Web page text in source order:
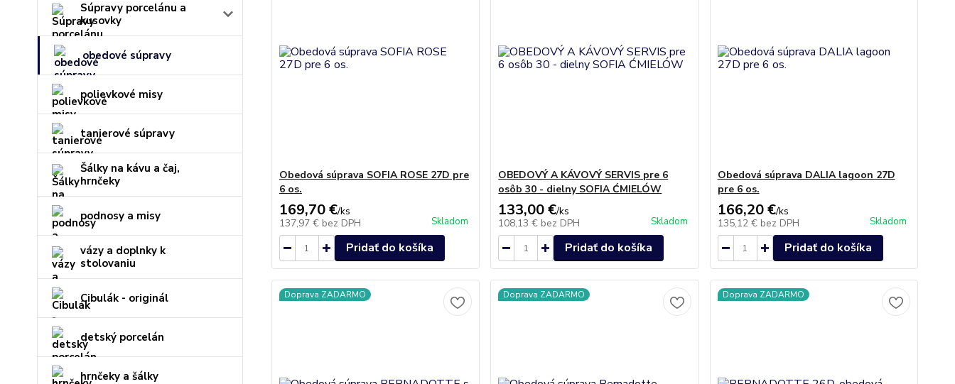
Súpravy porcelánu a
kusovky
obedové súpravy
polievkové misy
tanierové súpravy
Šálky na kávu a čaj,
hrnčeky
podnosy a misy
vázy a doplnky k
stolovaniu
Cibulák - originál
detský porcelán
hrnčeky a šálky
Obedová súprava SOFIA ROSE 27D pre
6 os.
169,70 €/ks
137,97 € bez DPH Skladom
Pridať do košíka
OBEDOVÝ A KÁVOVÝ SERVIS pre 6
osôb 30 - dielny SOFIA ĆMIELÓW
133,00 €/ks
108,13 € bez DPH Skladom
Pridať do košíka
Obedová súprava DALIA lagoon 27D
pre 6 os.
166,20 €/ks
135,12 € bez DPH Skladom
Pridať do košíka
Doprava ZADARMO Doprava ZADARMO Doprava ZADARMO